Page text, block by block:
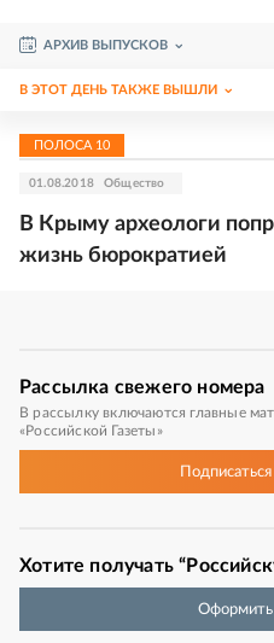
АРХИВ ВЫПУСКОВ
В ЭТОТ ДЕНЬ ТАКЖЕ ВЫШЛИ
ПОЛОСА 10
01.08.2018 Общество
В Крыму археологи
жизнь бюрократией
Рассылка свежего номера
В рассылку включаются главные
«Российской Газеты»
Подписаться
Хотите получать
Оформить